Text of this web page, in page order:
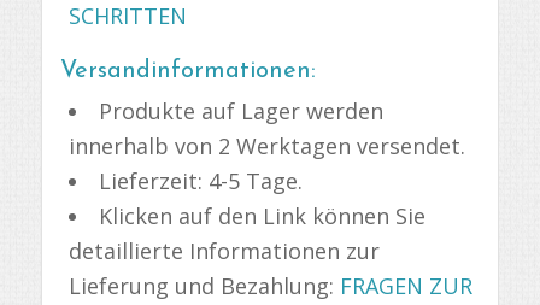
SCHRITTEN
Versandinformationen:
Produkte auf Lager werden
innerhalb von 2 Werktagen versendet.
Lieferzeit: 4-5 Tage.
Klicken auf den Link können Sie
detaillierte Informationen zur
Lieferung und Bezahlung: FRAGEN ZUR